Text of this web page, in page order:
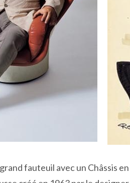
fauteuil avec un Châssis